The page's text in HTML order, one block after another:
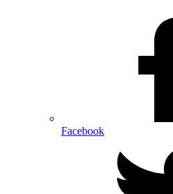
Facebook